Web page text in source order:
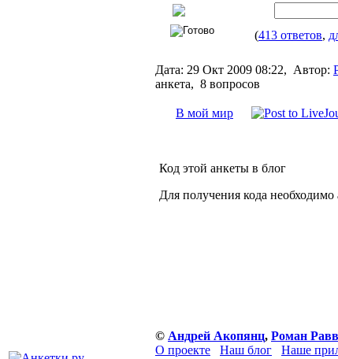
(413 ответов,
Дата: 29 Окт 2009 08:22, Автор:
анкета, 8 вопросов
В мой мир
Код этой анкеты в блог
Для получения кода необходимо
© Андрей Акопянц, Роман
О проекте
Наш блог Наше